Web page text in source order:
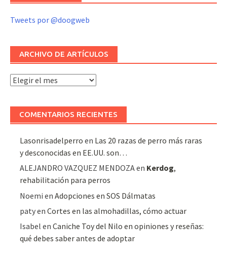
Tweets por @doogweb
ARCHIVO DE ARTÍCULOS
Archivo
COMENTARIOS RECIENTES
Lasonrisadelperro en Las 20 razas de perro más raras
y desconocidas en EE.UU. son…
ALEJANDRO VAZQUEZ MENDOZAen Kerdog,
rehabilitación para perros
Noemi enAdopciones en SOS Dálmatas
patyenCortes en las almohadillas, cómo actuar
Isabel enCaniche Toy del Nilo en opiniones y reseñas:
qué debes saber antes de adoptar